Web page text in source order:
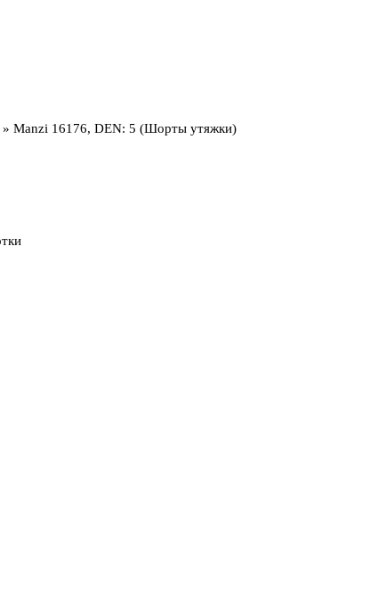
» Manzi 16176, DEN: 5 (Шорты утяжки)